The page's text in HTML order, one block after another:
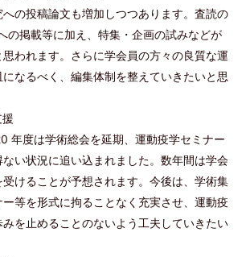
の投稿論文も増加しつつあります。査読の
の掲載等に加え、特集・企画の試みなどが
われます。さらに学会員の方々の良質な運
なるべく、編集体制を整えていきたいと思
年度は学術総会を延期、運動疫学セミナー
い状況に追い込まれました。数年間は学会
けることが予想されます。今後は、学術集
等を形式に拘ることなく充実させ、運動疫
を止めることのないよう工夫していきたい